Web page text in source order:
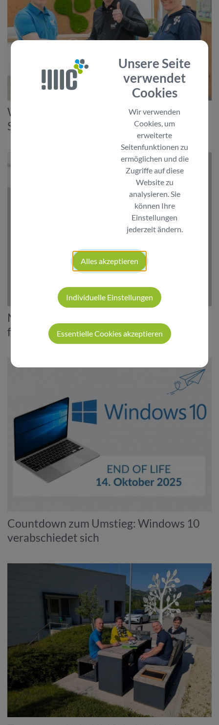
Willkommen im Team: Lehrling Fabio
Steinauer
Netzwerksegmentierung - Abwehrkräfte
für IT-Infrastruktur
Countdown zum Umstieg: Windows 10
verabschiedet sich
Unsere Seite
verwendet
Cookies
Wir verwenden
Cookies, um
erweiterte
Seitenfunktionen zu
ermöglichen und die
Zugriffe auf diese
Website zu
analysieren. Sie
können Ihre
Einstellungen
jederzeit ändern.
Alles akzeptieren
Individuelle Einstellungen
Essentielle Cookies akzeptieren